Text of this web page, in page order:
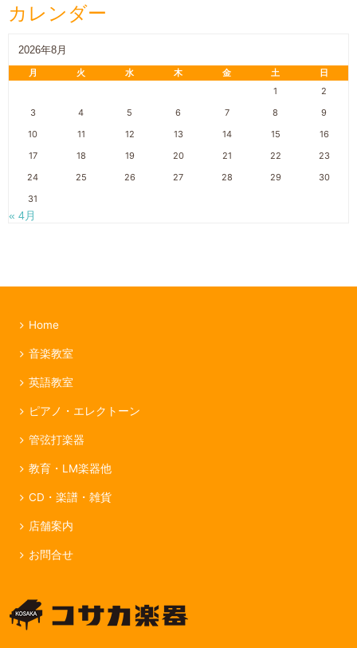
カレンダー
2026年8月
月 火 水 木 金 土
日
1
2
3
4 5 6 7 8
9
10
11 12 13 14 15
16
17
18 19 20 21 22
23
24
25 26 27 28 29
30
31
« 4月
Home
音楽教室
英語教室
ピアノ・エレクトーン
管弦打楽器
教育・LM楽器他
CD・楽譜・雑貨
店舗案内
お問合せ